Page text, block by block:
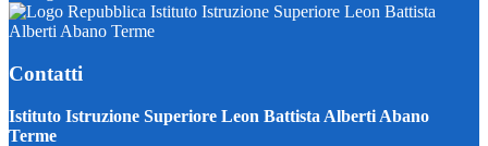
Istituto Istruzione Superiore Leon Battista
Alberti Abano Terme
Contatti
Istituto Istruzione Superiore Leon Battista Alberti Abano
Terme